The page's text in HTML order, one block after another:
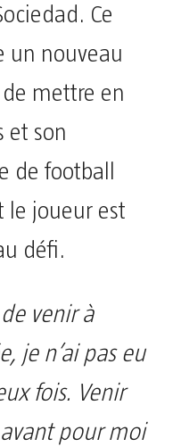
Ce
un nouveau
mettre en
et son
de football
le joueur est
défi.
venir à
je n’ai pas eu
fois. Venir
pour moi